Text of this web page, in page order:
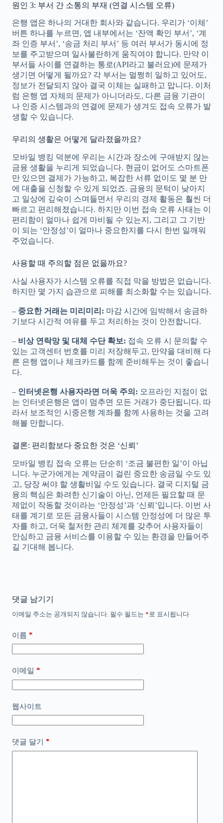
원인 3: 부서 간 소통의 부재 (연결 시스템 오류)
은행 앱은 하나의 거대한 회사와 같습니다. 우리가 ‘이체’
버튼 하나를 누르면, 앱 내부에서는 ‘잔액 확인 부서’, ‘계
좌 인증 부서’, ‘송금 처리 부서’ 등 여러 부서가 동시에 정
보를 주고받으며 일사불란하게 움직여야 합니다. 만약 이
부서들 사이를 연결하는 통로(API라고 불러요)에 문제가
생기면 어떻게 될까요? 각 부서는 멀쩡히 일하고 있어도,
정보가 전달되지 않아 결국 이체는 실패하고 맙니다. 이처
럼 은행 앱 자체의 문제가 아니더라도, 다른 금융 기관이
나 인증 시스템과의 연결에 문제가 생겨도 접속 오류가 발
생할 수 있습니다.
우리의 생활은 어떻게 달라졌을까요?
모바일 뱅킹 덕분에 우리는 시간과 장소에 구애받지 않는
금융 생활을 누리게 되었습니다. 현금이 없어도 스마트폰
만 있으면 결제가 가능하고, 복잡한 서류 없이도 몇 분 만
에 대출을 신청할 수 있게 되었죠. 금융의 문턱이 낮아지
고 일상에 깊숙이 스며들면서 우리의 경제 활동은 훨씬 더
빠르고 편리해졌습니다. 하지만 이번 접속 오류 사태는 이
편리함이 얼마나 쉽게 마비될 수 있는지, 그리고 그 기반
이 되는 ‘안정성’이 얼마나 중요한지를 다시 한번 일깨워
주었습니다.
사용할 때 주의할 점은 없을까요?
사실 사용자가 시스템 오류를 직접 막을 방법은 없습니다.
하지만 몇 가지 습관으로 피해를 최소화할 수는 있습니다.
– 중요한 거래는 미리미리: 마감 시간에 임박해서 송금하
기보다 시간적 여유를 두고 처리하는 것이 안전합니다.
– 비상 연락망 및 대체 수단 확보: 접속 오류 시 문의할 수
있는 고객센터 번호를 미리 저장해두고, 만약을 대비해 다
른 은행 앱이나 체크카드를 함께 준비해두는 것이 좋습니
다.
– 인터넷은행 사용자라면 더욱 주의: 오프라인 지점이 없
는 인터넷은행은 앱이 멈추면 모든 거래가 중단됩니다. 따
라서 보조적인 시중은행 계좌를 함께 사용하는 것을 고려
해볼 만합니다.
결론: 편리함보다 중요한 것은 ‘신뢰’
모바일 뱅킹 접속 오류는 단순히 ‘조금 불편한 일’이 아닙
니다. 누군가에게는 계약금이 걸린 중요한 송금일 수도 있
고, 당장 써야 할 생활비일 수도 있습니다. 결국 디지털 금
융의 핵심은 화려한 신기술이 아닌, 언제든 필요할 때 문
제없이 작동할 것이라는 ‘안정성’과 ‘신뢰’입니다. 이번 사
태를 계기로 모든 금융사들이 시스템 안정성에 더 많은 투
자를 하고, 더욱 철저한 관리 체계를 갖추어 사용자들이
안심하고 금융 서비스를 이용할 수 있는 환경을 만들어주
길 기대해 봅니다.
댓글 남기기
이메일 주소는 공개되지 않습니다. 필수 필드는 * 로 표시됩니다
이름 *
이메일 *
웹사이트
댓글 달기 *